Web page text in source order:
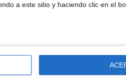
a este sitio y haciendo clic en el